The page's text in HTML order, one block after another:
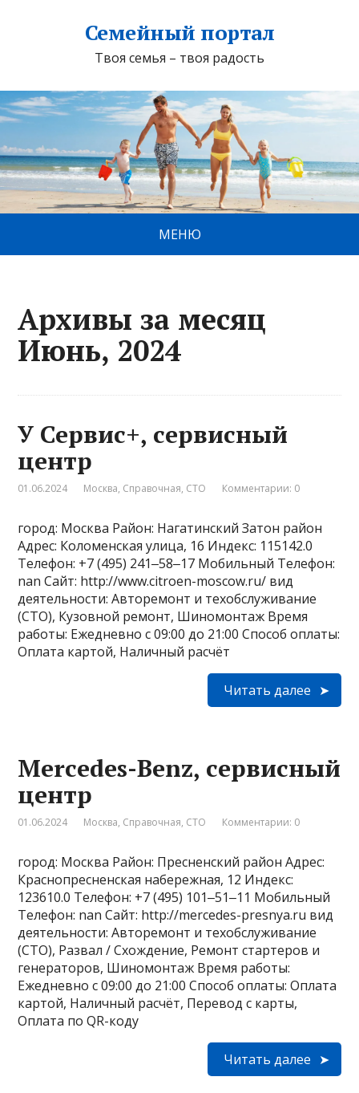
Семейный портал
Твоя семья – твоя радость
МЕНЮ
Архивы за месяц
Июнь, 2024
У Сервис+, сервисный
центр
01.06.2024 Москва, Справочная, СТО Комментарии: 0
город: Москва Район: Нагатинский Затон район
Адрес: Коломенская улица, 16 Индекс: 115142.0
Телефон: +7 (495) 241‒58‒17 Мобильный Телефон:
nan Сайт: http://www.citroen-moscow.ru/ вид
деятельности: Авторемонт и техобслуживание
(СТО), Кузовной ремонт, Шиномонтаж Время
работы: Ежедневно с 09:00 до 21:00 Способ оплаты:
Оплата картой, Наличный расчёт
Читать далее
Mercedes-Benz, сервисный
центр
01.06.2024 Москва, Справочная, СТО Комментарии: 0
город: Москва Район: Пресненский район Адрес:
Краснопресненская набережная, 12 Индекс:
123610.0 Телефон: +7 (495) 101‒51‒11 Мобильный
Телефон: nan Сайт: http://mercedes-presnya.ru вид
деятельности: Авторемонт и техобслуживание
(СТО), Развал / Схождение, Ремонт стартеров и
генераторов, Шиномонтаж Время работы:
Ежедневно с 09:00 до 21:00 Способ оплаты: Оплата
картой, Наличный расчёт, Перевод с карты,
Оплата по QR-коду
Читать далее